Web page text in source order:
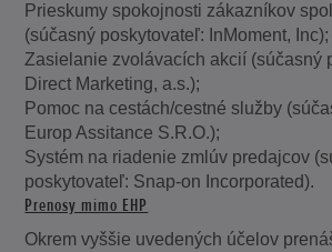
Prieskumy spokojnosti zákazníkov
(súčasný poskytovateľ: InMoment, Inc);
Zasielanie zvolávacích akcií (súčasný
Direct Marketing, a.s.);
Pomoc na cestách/cestné služby
Europ Assitance S.R.O.);
Systém na riadenie zmlúv predajcov
poskytovateľ: Snap-on Incorporated).
Prenosy mimo EHP
Okrem vyššie uvedených účelov